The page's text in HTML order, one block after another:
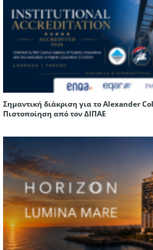
Σημαντική διάκριση για το Alexander
Πιστοποίηση από τον ΔΙΠΑΕ